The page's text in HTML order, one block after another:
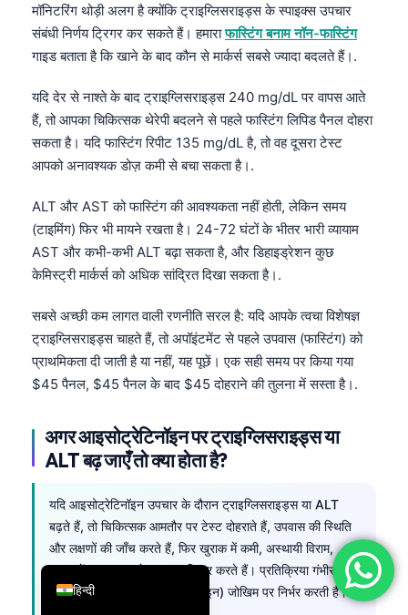
मॉनिटरिंग थोड़ी अलग है क्योंकि ट्राइग्लिसराइड्स के स्पाइक्स उपचार
संबंधी निर्णय ट्रिगर कर सकते हैं। हमाराफास्टिंग बनाम नॉन-फास्टिंग
गाइड बताता है कि खाने के बाद कौन से मार्कर्स सबसे ज्यादा बदलते हैं।.
यदि देर से नाश्ते के बाद ट्राइग्लिसराइड्स 240 mg/dL पर वापस आते
हैं, तो आपका चिकित्सक थेरेपी बदलने से पहले फास्टिंग लिपिड पैनल दोहरा
सकता है। यदि फास्टिंग रिपीट 135 mg/dL है, तो वह दूसरा टेस्ट
आपको अनावश्यक डोज़ कमी से बचा सकता है।.
ALT और AST को फास्टिंग की आवश्यकता नहीं होती, लेकिन समय
(टाइमिंग) फिर भी मायने रखता है। 24-72 घंटों के भीतर भारी व्यायाम
AST और कभी-कभी ALT बढ़ा सकता है, और डिहाइड्रेशन कुछ
केमिस्ट्री मार्कर्स को अधिक सांद्रित दिखा सकता है।.
सबसे अच्छी कम लागत वाली रणनीति सरल है: यदि आपके त्वचा विशेषज्ञ
ट्राइग्लिसराइड्स चाहते हैं, तो अपॉइंटमेंट से पहले उपवास (फास्टिंग) को
प्राथमिकता दी जाती है या नहीं, यह पूछें। एक सही समय पर किया गया
$45 पैनल, $45 पैनल के बाद $45 दोहराने की तुलना में सस्ता है।.
अगर आइसोट्रेटिनॉइन पर ट्राइग्लिसराइड्स या
ALT बढ़ जाएँ तो क्या होता है?
यदि आइसोट्रेटिनॉइन उपचार के दौरान ट्राइग्लिसराइड्स या ALT
बढ़ते हैं, तो चिकित्सक आमतौर पर टेस्ट दोहराते हैं, उपवास की स्थिति
और लक्षणों की जाँच करते हैं, फिर खुराक में कमी, अस्थायी विराम,
आहार में बदलाव, या रेफरल पर विचार करते हैं। प्रतिक्रिया गंभीरता,
ट्रेंड, और रोगी के आधारभूत (बेसलाइन) जोखिम पर निर्भर करती है।.
हिन्दी
English
Deutsch
العربية
Français
עִבְרִית
Español
Português
Ελληνικά
Română
简体中文
فارسی
Български
Dansk
Հայերեն
Íslenska